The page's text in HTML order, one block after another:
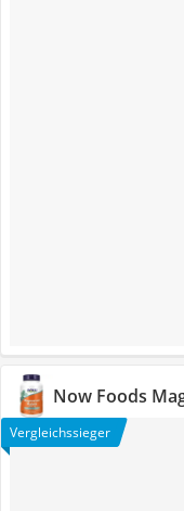
Now Foods
Vergleichssieger